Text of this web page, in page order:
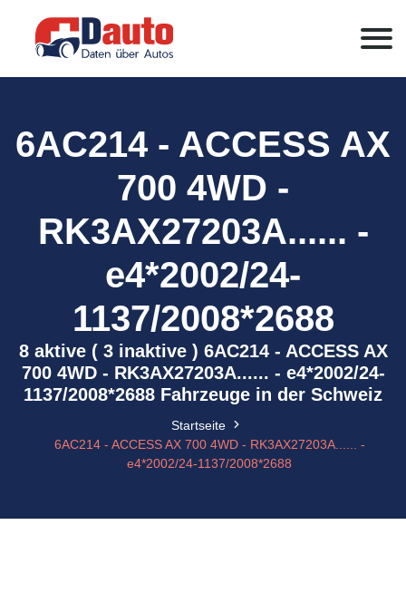
6AC214 - ACCESS AX
700 4WD -
RK3AX27203A...... -
e4*2002/24-
1137/2008*2688
8 aktive ( 3 inaktive ) 6AC214 - ACCESS AX
700 4WD - RK3AX27203A...... - e4*2002/24-
1137/2008*2688 Fahrzeuge in der Schweiz
Startseite
6AC214 - ACCESS AX 700 4WD - RK3AX27203A...... -
e4*2002/24-1137/2008*2688